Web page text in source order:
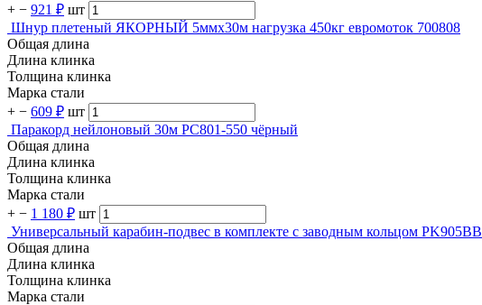
+ − 921 ₽ шт
Шнур плетеный ЯКОРНЫЙ 5ммх30м нагрузка 450кг евромоток 700808
Общая длина
Длина клинка
Толщина клинка
Марка стали
+ − 609 ₽ шт
Паракорд нейлоновый 30м PC801-550 чёрный
Общая длина
Длина клинка
Толщина клинка
Марка стали
+ − 1 180 ₽ шт
Универсальный карабин-подвес в комплекте с заводным кольцом PK905BB
Общая длина
Длина клинка
Толщина клинка
Марка стали